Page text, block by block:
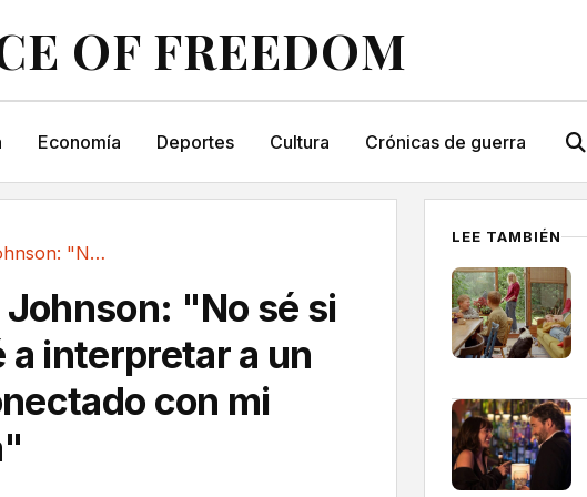
OF FREEDOM
Economía Deportes Cultura Crónicas de guerra
Dwayne La Roca Johnson: "No sé si algún día...
Johnson: "No sé si
a interpretar a un
con mi
LEE TAMBIÉN